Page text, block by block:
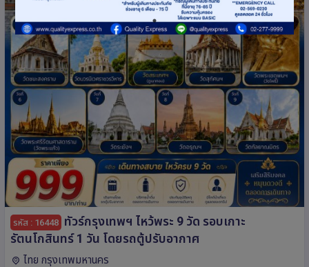
รหัส : 16448 ทัวร์กรุงเทพฯ ไหว้พระ 9 วัด รอบเกาะ
รัตนโกสินทร์ 1 วัน โดยรถตู้ปรับอากาศ
ไทย กรุงเทพมหานคร